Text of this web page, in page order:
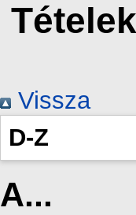
Vissza
D-Z
A...